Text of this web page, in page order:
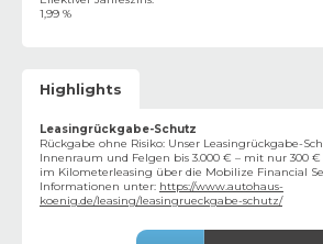
1,99 %
Highlights
Leasingrückgabe-Schutz
Rückgabe ohne Risiko: Unser Leasingrückgabe-
Innenraum und Felgen bis 3.000 € – mit nur 300
im Kilometerleasing über die Mobilize Financial
Informationen unter: https://www.autohaus-
koenig.de/leasing/leasingrueckgabe-schutz/